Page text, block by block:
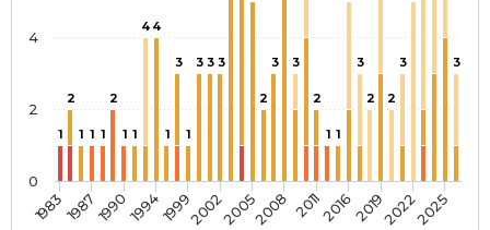
1
2
1 1 1
2
1 1
4 4
1
3
1
3 3 3
2
3 3
2
1 1
3
2 2
3 3
19831987199019941999200220052008 20112016201920222025
0
2
4